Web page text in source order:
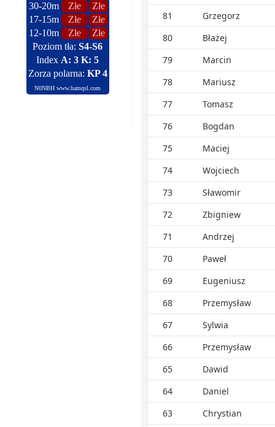
81
Grzegorz
80
Błażej
79
Marcin
78
Mariusz
77
Tomasz
76
Bogdan
75
Maciej
74
Wojciech
73
Sławomir
72
Zbigniew
71
Andrzej
70
Paweł
69
Eugeniusz
68
Przemysław
67
Sylwia
66
Przemysław
65
Dawid
64
Daniel
63
Chrystian